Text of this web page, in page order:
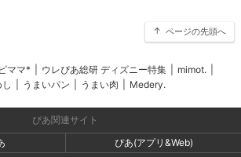
ページの先頭へ
ママ* ウレぴあ総研 ディズニー特集 mimot.
うまいパン うまい肉 Medery.
ぴあ関連サイト
ぴあ(アプリ&Web)